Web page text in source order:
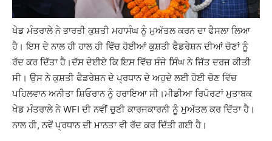
ਖੇਡ ਮੰਤਰਾਲੇ ਨੇ ਭਾਰਤੀ ਕੁਸ਼ਤੀ ਮਹਾਸੰਘ ਨੂੰ ਮੁਅੱਤਲ ਕਰਨ ਦਾ ਫੈਸਲਾ ਲਿਆ
ਹੈ। ਇਸ ਦੇ ਨਾਲ ਹੀ ਹਾਲ ਹੀ ਵਿੱਚ ਹੋਈਆਂ ਕੁਸ਼ਤੀ ਫੈਡਰੇਸ਼ਨ ਦੀਆਂ ਚੋਣਾਂ ਨੂੰ
ਰੱਦ ਕਰ ਦਿੱਤਾ ਹੈ।ਦੱਸ ਦੇਈਏ ਕਿ ਇਸ ਵਿੱਚ ਸੰਜੇ ਸਿੰਘ ਨੇ ਜਿੱਤ ਦਰਜ ਕੀਤੀ
ਸੀ। ਉਸ ਨੇ ਕੁਸ਼ਤੀ ਫੈਡਰੇਸ਼ਨ ਦੇ ਪ੍ਰਧਾਨ ਦੇ ਅਹੁਦੇ ਲਈ ਹੋਈ ਚੋਣ ਵਿੱਚ
ਪਹਿਲਵਾਨ ਅਨੀਤਾ ਸ਼ਿਓਰਾਨ ਨੂੰ ਹਰਾਇਆ ਸੀ।ਮੀਡੀਆ ਰਿਪੋਰਟਾਂ ਮੁਤਾਬਕ
ਖੇਡ ਮੰਤਰਾਲੇ ਨੇ WFI ਦੀ ਨਵੀਂ ਚੁਣੀ ਕਾਰਜਕਾਰਨੀ ਨੂੰ ਮੁਅੱਤਲ ਕਰ ਦਿੱਤਾ ਹੈ।
ਨਾਲ ਹੀ, ਨਵੇਂ ਪ੍ਰਧਾਨ ਦੀ ਮਾਨਤਾ ਵੀ ਰੱਦ ਕਰ ਦਿੱਤੀ ਗਈ ਹੈ।